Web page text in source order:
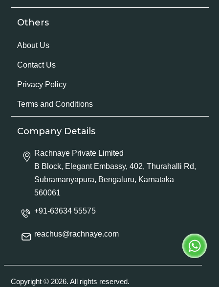
Others
About Us
Contact Us
Privacy Policy
Terms and Conditions
Company Details
Rachnaye Private Limited
B Block, Elegant Embassy, 402, Thurahalli Rd,
Subramanyapura, Bengaluru, Karnataka
560061
+91-63634 55575
reachus@rachnaye.com
Copyright © 2026. All rights reserved.